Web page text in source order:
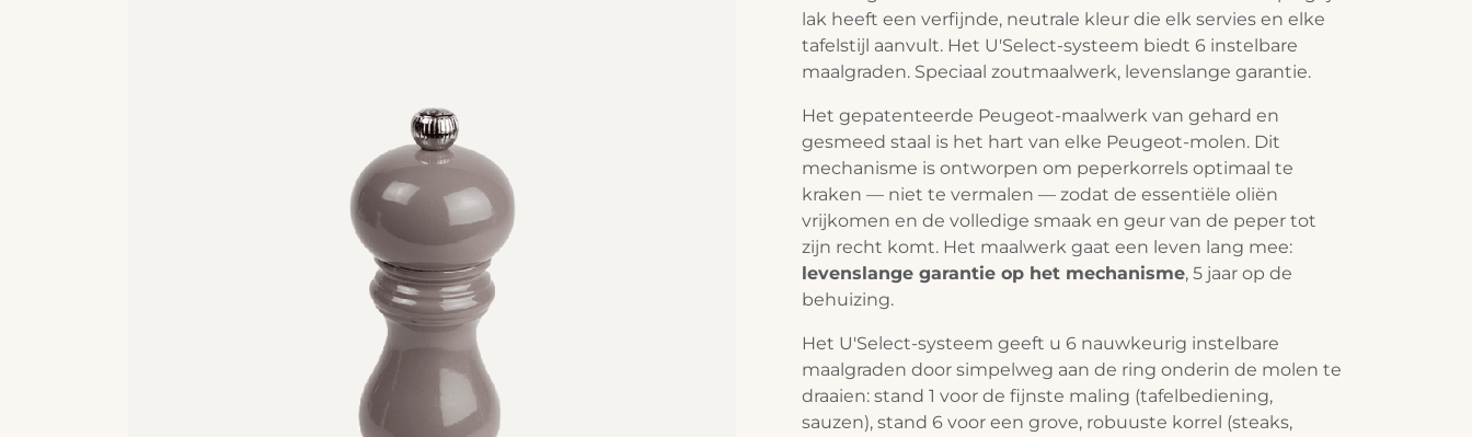
lak heeft een verfijnde, neutrale kleur die elk servies en elke
tafelstijl aanvult. Het U'Select-systeem biedt 6 instelbare
maalgraden. Speciaal zoutmaalwerk, levenslange garantie.
Het gepatenteerde Peugeot-maalwerk van gehard en
gesmeed staal is het hart van elke Peugeot-molen. Dit
mechanisme is ontworpen om peperkorrels optimaal te
kraken — niet te vermalen — zodat de essentiële oliën
vrijkomen en de volledige smaak en geur van de peper tot
zijn recht komt. Het maalwerk gaat een leven lang mee:
levenslange garantie op het mechanisme, 5 jaar op de
behuizing.
Het U'Select-systeem geeft u 6 nauwkeurig instelbare
maalgraden door simpelweg aan de ring onderin de molen te
draaien: stand 1 voor de fijnste maling (tafelbediening,
sauzen), stand 6 voor een grove, robuuste korrel (steaks,